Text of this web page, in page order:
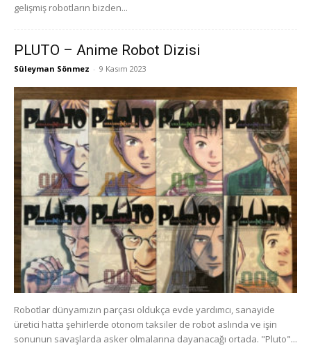
gelişmiş robotların bizden...
PLUTO – Anime Robot Dizisi
Süleyman Sönmez - 9 Kasım 2023
Robotlar dünyamızın parçası oldukça evde yardımcı, sanayide
üretici hatta şehirlerde otonom taksiler de robot aslında ve işin
sonunun savaşlarda asker olmalarına dayanacağı ortada. "Pluto"...